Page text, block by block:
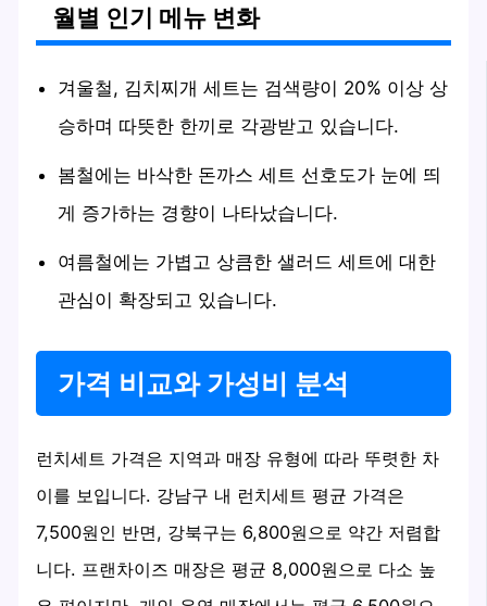
월별 인기 메뉴 변화
겨울철, 김치찌개 세트는 검색량이 20% 이상 상
승하며 따뜻한 한끼로 각광받고 있습니다.
봄철에는 바삭한 돈까스 세트 선호도가 눈에 띄
게 증가하는 경향이 나타났습니다.
여름철에는 가볍고 상큼한 샐러드 세트에 대한
관심이 확장되고 있습니다.
가격 비교와 가성비 분석
런치세트 가격은 지역과 매장 유형에 따라 뚜렷한 차
이를 보입니다. 강남구 내 런치세트 평균 가격은
7,500원인 반면, 강북구는 6,800원으로 약간 저렴합
니다. 프랜차이즈 매장은 평균 8,000원으로 다소 높